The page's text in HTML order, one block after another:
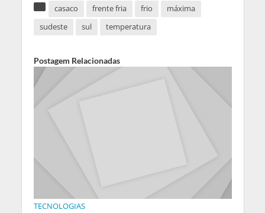
casaco
frente fria frio
máxima
sudeste
sul temperatura
Postagem Relacionadas
TECNOLOGIAS